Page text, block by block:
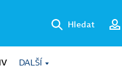
Hledat
DALŠÍ